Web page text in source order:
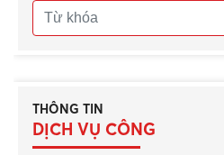
THÔNG TIN
DỊCH VỤ CÔNG